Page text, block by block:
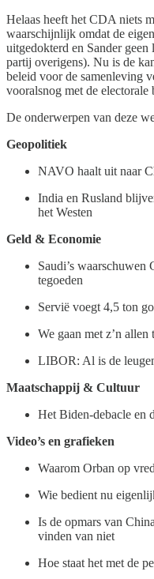
Helaas heeft het CDA niets
waarschijnlijk omdat de
uitgedokterd en Sander
partij overigens). Nu is de
beleid voor de samenleving
vooralsnog met de
De onderwerpen van deze
Geopolitiek
NAVO haalt uit naar
India en Rusland
het Westen
Geld & Economie
Saudi’s waarschuwen
tegoeden
Servië voegt 4,5 ton
We gaan met z’n
LIBOR: Al is de
Maatschappij & Cultuur
Het Biden-debacle en
Video’s en grafieken
Waarom Orban op
Wie bedient nu
Is de opmars van
vinden van niet
Hoe staat het met de